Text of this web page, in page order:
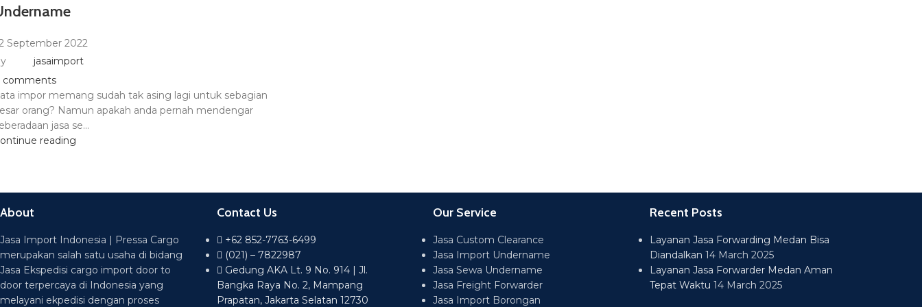
September 2022
jasaimport
comments
impor memang sudah tak asing lagi untuk sebagian
orang? Namun apakah anda pernah mendengar
jasa se...
reading
About
Jasa Import Indonesia | Pressa Cargo
merupakan salah satu usaha di bidang
Jasa Ekspedisi cargo import door to
door terpercaya di Indonesia yang
melayani ekpedisi dengan proses
Contact Us
+62 852-7763-6499
(021) – 7822987
Gedung AKA Lt. 9 No. 914 | Jl.
Bangka Raya No. 2, Mampang
Prapatan, Jakarta Selatan 12730
Our Service
Jasa Custom Clearance
Jasa Import Undername
Jasa Sewa Undername
Jasa Freight Forwarder
Jasa Import Borongan
Recent Posts
Layanan Jasa Forwarding Medan Bisa
Diandalkan 14 March 2025
Layanan Jasa Forwarder Medan Aman
Tepat Waktu 14 March 2025